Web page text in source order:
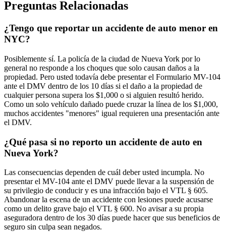
Preguntas Relacionadas
¿Tengo que reportar un accidente de auto menor en
NYC?
Posiblemente sí. La policía de la ciudad de Nueva York por lo
general no responde a los choques que solo causan daños a la
propiedad. Pero usted todavía debe presentar el Formulario MV-104
ante el DMV dentro de los 10 días si el daño a la propiedad de
cualquier persona supera los $1,000 o si alguien resultó herido.
Como un solo vehículo dañado puede cruzar la línea de los $1,000,
muchos accidentes "menores" igual requieren una presentación ante
el DMV.
¿Qué pasa si no reporto un accidente de auto en
Nueva York?
Las consecuencias dependen de cuál deber usted incumpla. No
presentar el MV-104 ante el DMV puede llevar a la suspensión de
su privilegio de conducir y es una infracción bajo el VTL § 605.
Abandonar la escena de un accidente con lesiones puede acusarse
como un delito grave bajo el VTL § 600. No avisar a su propia
aseguradora dentro de los 30 días puede hacer que sus beneficios de
seguro sin culpa sean negados.